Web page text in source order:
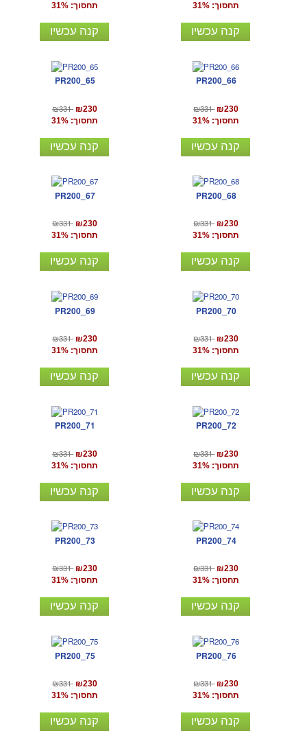
תחסוך: 31%
קנה עכשיו
תחסוך: 31%
קנה עכשיו
PR200_65
₪331 ₪230
תחסוך: 31%
קנה עכשיו
PR200_66
₪331 ₪230
תחסוך: 31%
קנה עכשיו
PR200_67
₪331 ₪230
תחסוך: 31%
קנה עכשיו
PR200_68
₪331 ₪230
תחסוך: 31%
קנה עכשיו
PR200_69
₪331 ₪230
תחסוך: 31%
קנה עכשיו
PR200_70
₪331 ₪230
תחסוך: 31%
קנה עכשיו
PR200_71
₪331 ₪230
תחסוך: 31%
קנה עכשיו
PR200_72
₪331 ₪230
תחסוך: 31%
קנה עכשיו
PR200_73
₪331 ₪230
תחסוך: 31%
קנה עכשיו
PR200_74
₪331 ₪230
תחסוך: 31%
קנה עכשיו
PR200_75
₪331 ₪230
תחסוך: 31%
קנה עכשיו
PR200_76
₪331 ₪230
תחסוך: 31%
קנה עכשיו